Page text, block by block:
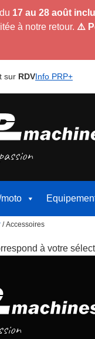
du 17 au 28 août
à notre retour. ⚠️
sur RDVInfo PRP+
/ Accessoires
à votre